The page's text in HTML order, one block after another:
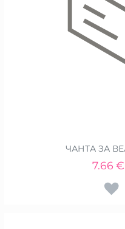
ЧАНТА ЗА
7.66 €